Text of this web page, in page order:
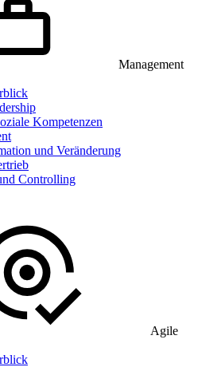
Management
Kompetenzen
und Veränderung
Controlling
Agile